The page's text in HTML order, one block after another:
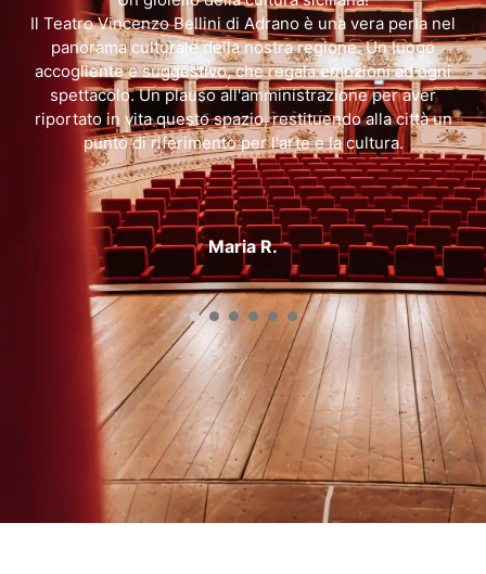
Maria R.
Il Teatro Vincenzo Bellini di Adrano è una vera perla nel
panorama culturale della nostra regione. Un luogo
accogliente e suggestivo, che regala emozioni ad ogni
spettacolo. Un plauso all'amministrazione per aver
riportato in vita questo spazio, restituendo alla città un
punto di riferimento per l'arte e la cultura.